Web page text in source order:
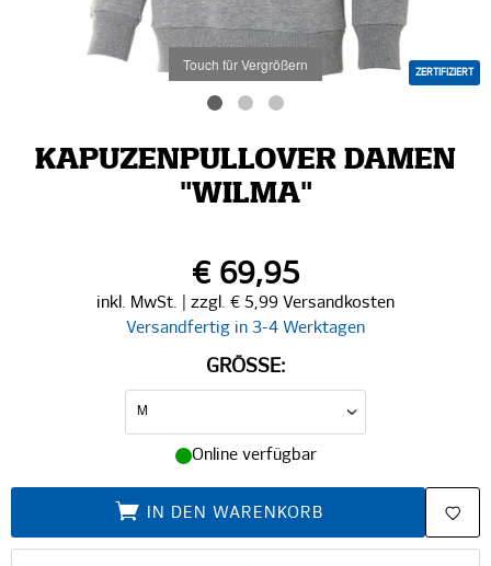
Touch für Vergrößern ZERTIFIZIERT
KAPUZENPULLOVER DAMEN
"WILMA"
€ 69,95
inkl. MwSt. | zzgl. € 5,99 Versandkosten
Versandfertig in 3-4 Werktagen
GRÖSSE:
Online verfügbar
IN DEN WARENKORB